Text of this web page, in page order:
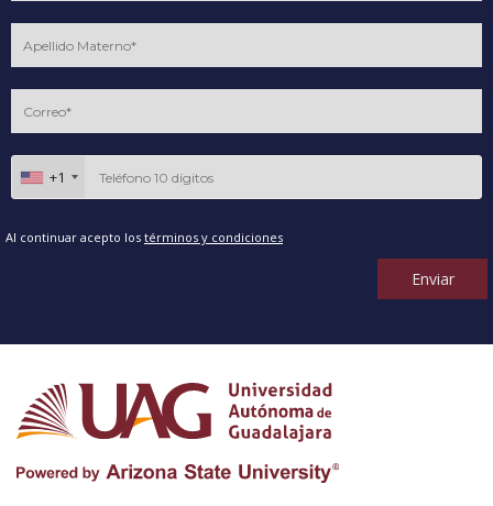
+1
Al continuar acepto los términos y condiciones
Enviar